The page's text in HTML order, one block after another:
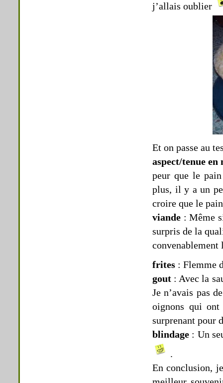
j’allais oublier
Et on passe au
aspect/tenue
peur que le
plus, il y a un
croire que le
viande : Même
surpris de la
convenablement
frites : Flemme
gout : Avec la
Je n’avais pas
oignons qui
surprenant pour
blindage : Un
.
En conclusion,